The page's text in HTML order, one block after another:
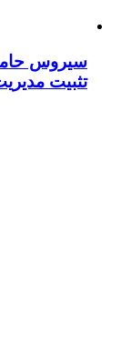
سیروس
تثبیت